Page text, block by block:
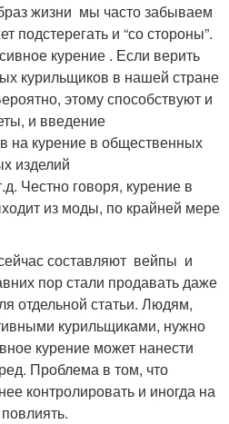
жизни мы часто забываем
подстерегать и “со стороны”.
курение . Если верить
курильщиков в нашей стране
этому способствуют и
и введение
на курение в общественных
изделий
Честно говоря, курение в
из моды, по крайней мере
составляют вейпы и
пор стали продавать даже
отдельной статьи. Людям,
курильщиками, нужно
курение может нанести
Проблема в том, что
контролировать и иногда на